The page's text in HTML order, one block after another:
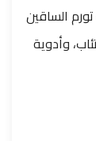
الساقين
وأدوية